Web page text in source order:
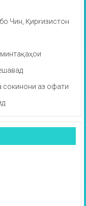
Чин, Қирғизистон
сокинони аз офати